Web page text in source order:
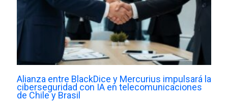
Alianza entre BlackDice y Mercurius impulsará la
ciberseguridad con IA en telecomunicaciones
de Chile y Brasil